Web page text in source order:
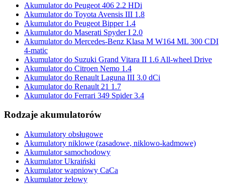
Akumulator do Peugeot 406 2.2 HDi
Akumulator do Toyota Avensis III 1.8
Akumulator do Peugeot Bipper 1.4
Akumulator do Maserati Spyder I 2.0
Akumulator do Mercedes-Benz Klasa M W164 ML 300 CDI
4-matic
Akumulator do Suzuki Grand Vitara II 1.6 All-wheel Drive
Akumulator do Citroen Nemo 1.4
Akumulator do Renault Laguna III 3.0 dCi
Akumulator do Renault 21 1.7
Akumulator do Ferrari 349 Spider 3.4
Rodzaje akumulatorów
Akumulatory obsługowe
Akumulatory niklowe (zasadowe, niklowo-kadmowe)
Akumulator samochodowy
Akumulator Ukraiński
Akumulator wapniowy CaCa
Akumulator żelowy